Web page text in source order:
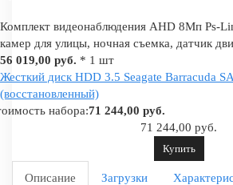
Комплект видеонаблюдения AHD 8Мп Ps-
камер для улицы, ночная съемка, датчик
56 019,00 руб. * 1 шт
Жесткий диск HDD 3.5 Seagate Barracuda
(восстановленный)
набора:71 244,00 руб.
71 244,00 руб.
Купить
Описание Загрузки